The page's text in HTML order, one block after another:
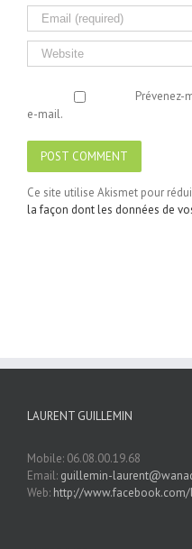
Prévenez-
e-mail.
Ce site utilise Akismet pour
la façon dont les données de
LAURENT GUILLEMIN
Mobile: 06.08.00.19.68
Email: guillemin-
Web: http://